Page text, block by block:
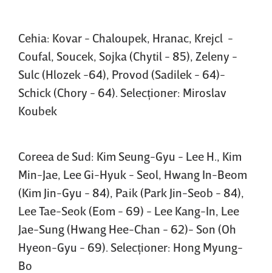
Cehia: Kovar - Chaloupek, Hranac, Krejcl -
Coufal, Soucek, Sojka (Chytil - 85), Zeleny -
Sulc (Hlozek -64), Provod (Sadilek - 64)-
Schick (Chory - 64). Selecţioner: Miroslav
Koubek
Coreea de Sud: Kim Seung-Gyu - Lee H., Kim
Min-Jae, Lee Gi-Hyuk - Seol, Hwang In-Beom
(Kim Jin-Gyu - 84), Paik (Park Jin-Seob - 84),
Lee Tae-Seok (Eom - 69) - Lee Kang-In, Lee
Jae-Sung (Hwang Hee-Chan - 62)- Son (Oh
Hyeon-Gyu - 69). Selecţioner: Hong Myung-
Bo